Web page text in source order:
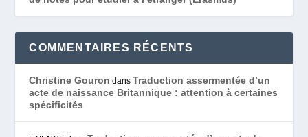
COMMENTAIRES RÉCENTS
Christine Gouron dansTraduction assermentée d’un
acte de naissance Britannique : attention à certaines
spécificités